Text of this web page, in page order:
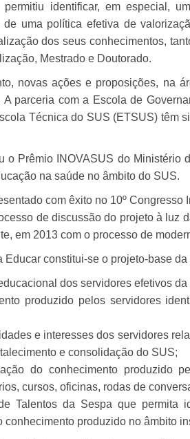
identificar, em especial,
uma política efetiva de
dos seus conhecimentos,
Mestrado e Doutorado.
novas ações e proposições, na
A parceria com a Escola de
Técnica do SUS (ETSUS) têm
o Prêmio INOVASUS do Ministério
na saúde no âmbito do SUS.
com êxito no 10º
de discussão do projeto à luz
em 2013 com o processo de
Educar constitui-se o projeto-base
dos servidores efetivos da
produzido pelos servidores
e interesses dos servidores
e consolidação do SUS;
do conhecimento produzido
cursos, oficinas, rodas de
Talentos da Sespa que permita
conhecimento produzido no âmbito